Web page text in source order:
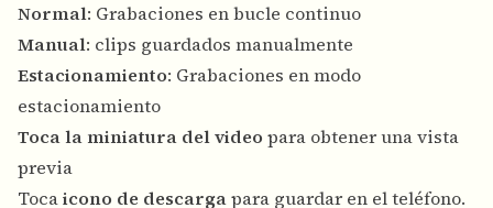
Normal: Grabaciones en bucle continuo
Manual: clips guardados manualmente
Estacionamiento: Grabaciones en modo
estacionamiento
Toca la miniatura del video para obtener una vista
previa
Tocaicono de descargapara guardar en el teléfono.